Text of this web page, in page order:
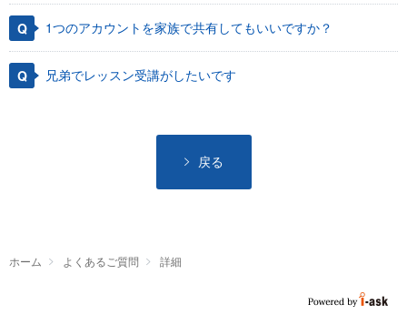
1つのアカウントを家族で共有してもいいですか？
兄弟でレッスン受講がしたいです
戻る
ホーム よくあるご質問 詳細